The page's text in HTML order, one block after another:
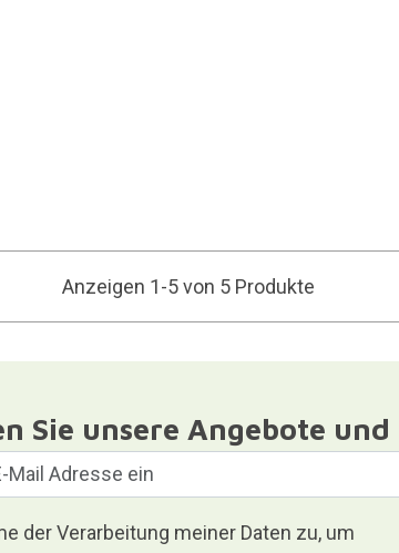
Anzeigen 1-5 von 5 Produkte
Sie unsere Angebote
der Verarbeitung meiner Daten zu, um